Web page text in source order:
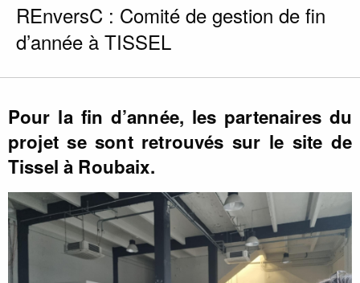
REnversC : Comité de gestion de fin
d’année à TISSEL
Pour la fin d’année, les partenaires du
projet se sont retrouvés sur le site de
Tissel à Roubaix.